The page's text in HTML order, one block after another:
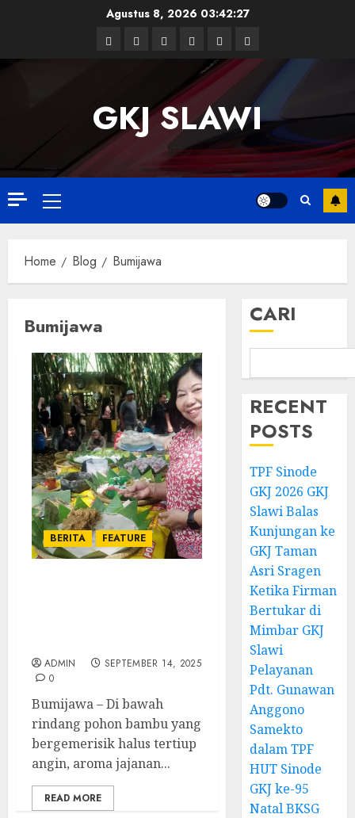
Agustus 8, 2026 03:42:28
Facebook
TwitterLinkedin
VK YoutubeInstagram
GKJ SLAWI
Primary
Menu
Home Blog Bumijawa
Bumijawa
BERITA FEATURE
ADMIN
SEPTEMBER 14, 2025
0
Bumijawa – Di bawah
rindang pohon bambu yang
bergemerisik halus tertiup
angin, aroma jajanan...
READ MORE
CARI
RECENT
POSTS
TPF Sinode
GKJ 2026 GKJ
Slawi Balas
Kunjungan ke
GKJ Taman
Asri Sragen
Ketika Firman
Bertukar di
Mimbar GKJ
Slawi
Pelayanan
Pdt. Gunawan
Anggono
Samekto
dalam TPF
HUT Sinode
GKJ ke-95
Natal BKSG